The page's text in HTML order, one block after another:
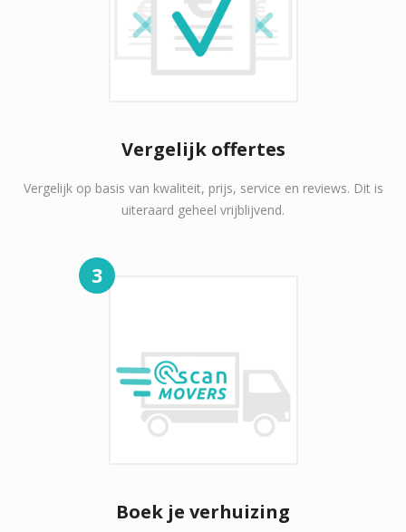
Vergelijk offertes
Vergelijk op basis van kwaliteit, prijs, service en reviews. Dit is
uiteraard geheel vrijblijvend.
3
Boek je verhuizing